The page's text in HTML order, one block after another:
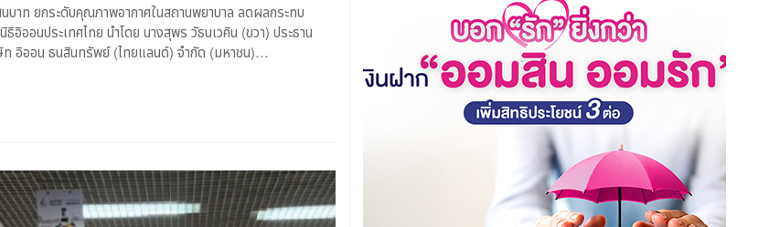
าท ยกระดับคุณภาพอากาศในสถานพยาบาล ลดผลกระทบ
อนประเทศไทย นำโดย นางสุพร วัธนเวคิน (ขวา) ประธาน
ท อิออน ธนสินทรัพย์ (ไทยแลนด์) จำกัด (มหาชน)…